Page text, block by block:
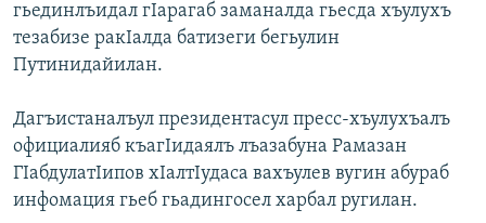
гьединлъидал гIарагаб заманалда гьесда хъулухъ
тезабизе ракIалда батизеги бегьулин
Путинидайилан.
Дагъистаналъул президентасул пресс-хъулухъалъ
официалияб къагIидаялъ лъазабуна Рамазан
ГIабдулатIипов хIалтIудаса вахъулев вугин абураб
инфомация гьеб гьадингосел харбал ругилан.